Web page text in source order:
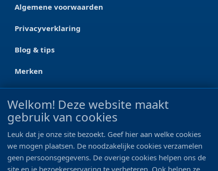
Algemene voorwaarden
Privacyverklaring
Blog & tips
Merken
CONTACT
Ootmarsumseweg 125a
0546 - 622 990
06 - 11 19 81 42
Welkom! Deze website maakt
gebruik van cookies
Leuk dat je onze site bezoekt. Geef hier aan welke cookies
we mogen plaatsen. De noodzakelijke cookies verzamelen
geen persoonsgegevens. De overige cookies helpen ons de
site en je bezoekerservaring te verbeteren. Ook helpen ze